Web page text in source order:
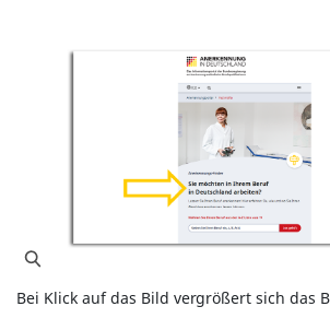
Bei Klick auf das Bild vergrößert sich das